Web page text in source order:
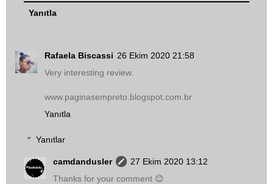
Yanıtla
Rafaela Biscassi 26 Ekim 2020 21:58
Very interesting review.
www.paginasempreto.blogspot.com.br
Yanıtla
Yanıtlar
camdandusler
27 Ekim 2020 13:12
Thanks for your comment 😊